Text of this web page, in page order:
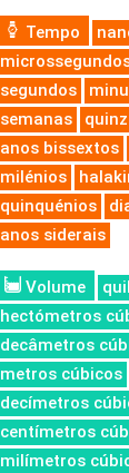
Tempo
segundos
semanas
anos bissextos
milénios
quinquénios
anos siderais
Volume
hectómetros
decâmetros
metros cúbicos
decímetros
centímetros
milímetros